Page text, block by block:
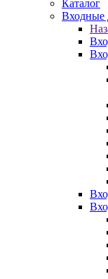
Каталог
Входные